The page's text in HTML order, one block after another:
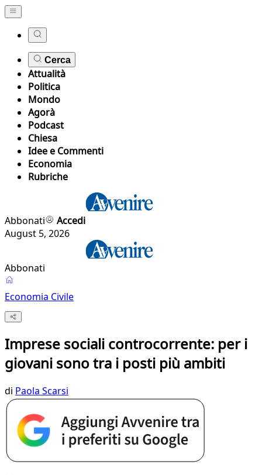
Cerca
Attualità
Politica
Mondo
Agorà
Podcast
Chiesa
Idee e Commenti
Economia
Rubriche
Abbonati
Accedi
August 5, 2026
Abbonati
Economia Civile
Imprese sociali controcorrente: per i
giovani sono tra i posti più ambiti
di Paola Scarsi